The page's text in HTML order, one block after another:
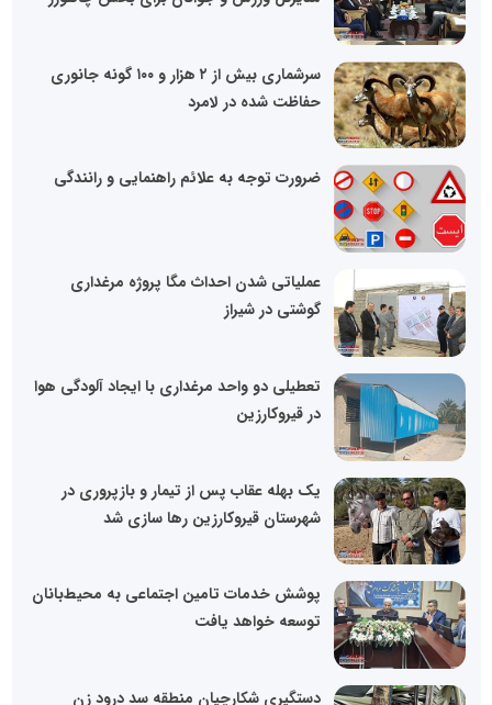
سرشماری بیش از ۲ هزار و ۱۰۰ گونه جانوری
حفاظت شده در لامرد
ضرورت توجه به علائم راهنمایی و رانندگی
عملیاتی شدن احداث مگا پروژه مرغداری
گوشتی در شیراز
تعطیلی دو واحد مرغداری با ایجاد آلودگی هوا
در قیروکارزین
یک بهله عقاب پس از تیمار و بازپروری در
شهرستان قیروکارزین رها سازی شد
پوشش خدمات تامین اجتماعی به محیط‌بانان
توسعه خواهد یافت
دستگیری شکارچیان منطقه سد درود زن